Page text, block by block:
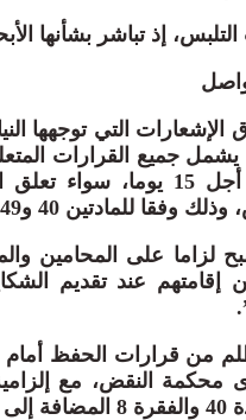
إذ تباشر بشأنها
الإشعارات التي توجهها
جميع القرارات
والمشتكين والضحايا داخل
وفقا للمادتين 40 و49.
لزاما على المحامين
إقامتهم عند تقديم
من قرارات الحفظ أمام
محكمة النقض، مع